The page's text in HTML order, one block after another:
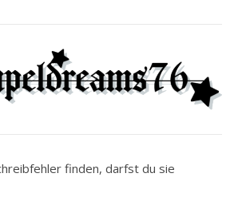
finden, darfst du sie